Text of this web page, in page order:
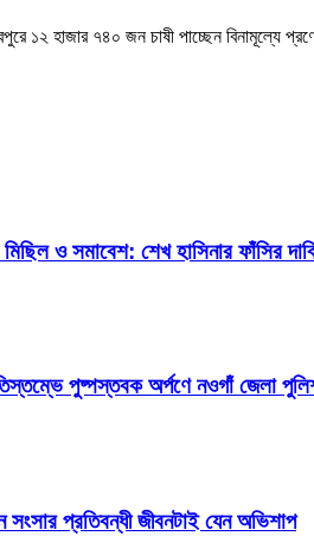
১২ হাজার ৭৪০ জন চাষী পাচ্ছেন বিনামূল্যে
ও সমাবেশ: শেখ হাসিনার ফাঁসির
পুষ্পস্তবক অর্পণে নওগাঁ জেলা
প্রতিবন্ধী জীবনটাই যেন অভিশাপ